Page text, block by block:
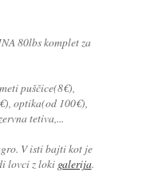
80lbs komplet za
puščice(8€),
optika(od 100€),
tetiva,...
V isti bajti kot je
lovci z loki galerija.